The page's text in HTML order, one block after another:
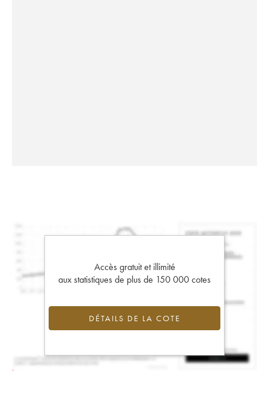
Accès gratuit et illimité
aux statistiques de plus de 150 000 cotes
DÉTAILS DE LA COTE